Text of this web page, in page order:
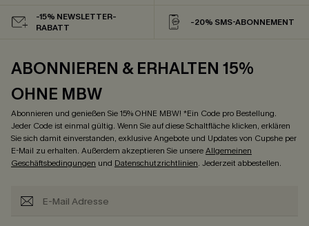
-15% NEWSLETTER-
RABATT
-20% SMS-ABONNEMENT
ABONNIEREN & ERHALTEN 15%
OHNE MBW
Abonnieren und genießen Sie 15% OHNE MBW! *Ein Code pro Bestellung.
Jeder Code ist einmal gültig. Wenn Sie auf diese Schaltfläche klicken, erklären
Sie sich damit einverstanden, exklusive Angebote und Updates von Cupshe per
E-Mail zu erhalten. Außerdem akzeptieren Sie unsereAllgemeinen
Geschäftsbedingungen und Datenschutzrichtlinien. Jederzeit abbestellen.